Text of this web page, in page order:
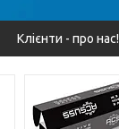
Клієнти - про нас!